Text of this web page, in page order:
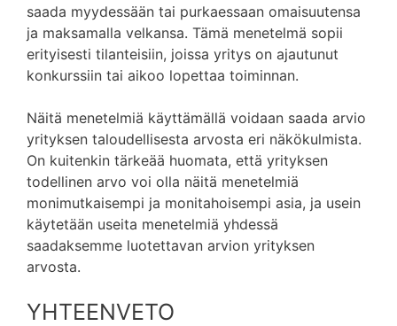
saada myydessään tai purkaessaan omaisuutensa
ja maksamalla velkansa. Tämä menetelmä sopii
erityisesti tilanteisiin, joissa yritys on ajautunut
konkurssiin tai aikoo lopettaa toiminnan.
Näitä menetelmiä käyttämällä voidaan saada arvio
yrityksen taloudellisesta arvosta eri näkökulmista.
On kuitenkin tärkeää huomata, että yrityksen
todellinen arvo voi olla näitä menetelmiä
monimutkaisempi ja monitahoisempi asia, ja usein
käytetään useita menetelmiä yhdessä
saadaksemme luotettavan arvion yrityksen
arvosta.
YHTEENVETO